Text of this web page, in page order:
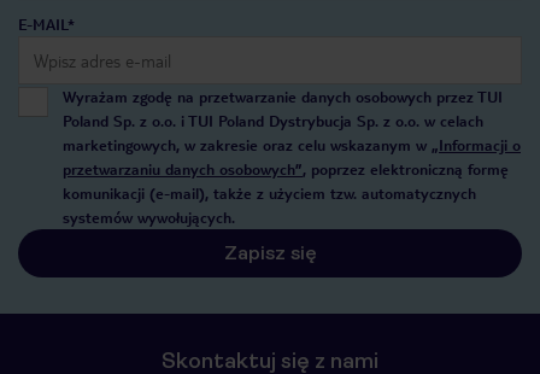
E-MAIL*
Wyrażam zgodę na przetwarzanie danych osobowych przez TUI
Poland Sp. z o.o. i TUI Poland Dystrybucja Sp. z o.o. w celach
marketingowych, w zakresie oraz celu wskazanym w „Informacji o
przetwarzaniu danych osobowych”, poprzez elektroniczną formę
komunikacji (e-mail), także z użyciem tzw. automatycznych
systemów wywołujących.
Zapisz się
Skontaktuj się z nami